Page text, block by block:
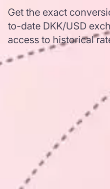
Get the exact
to-date DKK/USD
access to historical